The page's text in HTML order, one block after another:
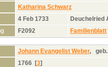
Katharina Schwarz
4 Feb 1733 Deuchelried
F2092 Familienblatt
Johann Evangelist Weber, geb.
1766 [3]